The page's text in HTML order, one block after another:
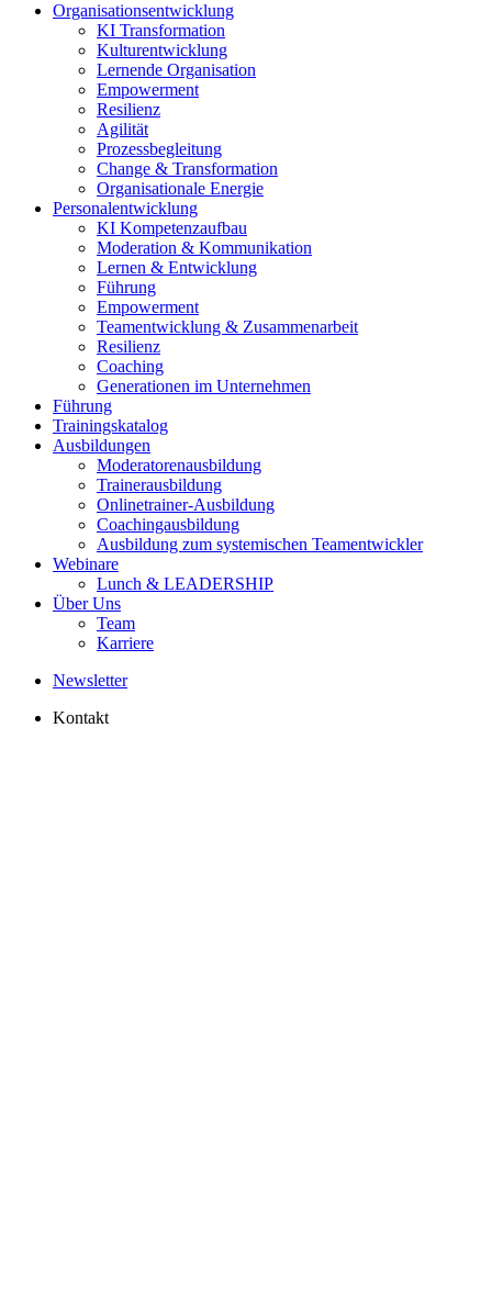
Organisationsentwicklung
KI Transformation
Kulturentwicklung
Lernende Organisation
Empowerment
Resilienz
Agilität
Prozessbegleitung
Change & Transformation
Organisationale Energie
Personalentwicklung
KI Kompetenzaufbau
Moderation & Kommunikation
Lernen & Entwicklung
Führung
Empowerment
Teamentwicklung & Zusammenarbeit
Resilienz
Coaching
Generationen im Unternehmen
Führung
Trainingskatalog
Ausbildungen
Moderatorenausbildung
Trainerausbildung
Onlinetrainer-Ausbildung
Coachingausbildung
Ausbildung zum systemischen Teamentwickler
Webinare
Lunch & LEADERSHIP
Über Uns
Team
Karriere
Newsletter
Kontakt